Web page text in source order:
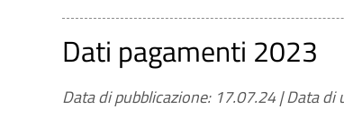
Dati pagamenti 2023
Data di pubblicazione: 17.07.24|Data di